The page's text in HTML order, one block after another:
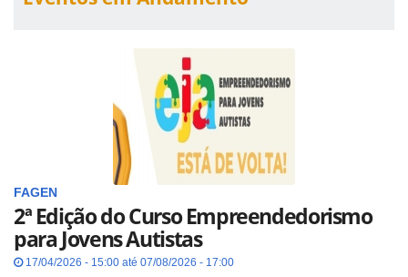
FAGEN
2ª Edição do Curso Empreendedorismo
para Jovens Autistas
17/04/2026 - 15:00 até 07/08/2026 - 17:00